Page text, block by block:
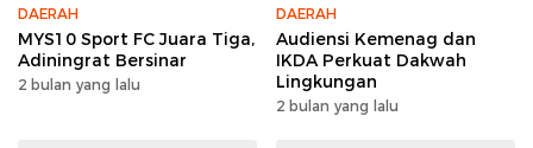
DAERAH
MYS10 Sport FC Juara Tiga,
Adiningrat Bersinar
2 bulan yang lalu
DAERAH
Audiensi Kemenag dan
IKDA Perkuat Dakwah
Lingkungan
2 bulan yang lalu